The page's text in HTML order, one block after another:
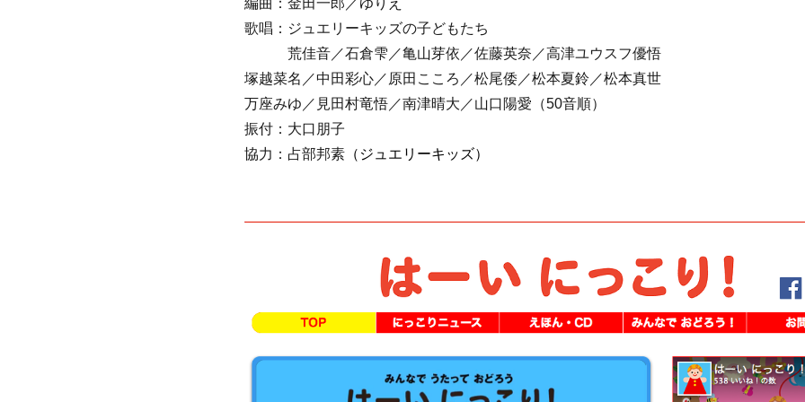
編曲：金田一郎／ゆりえ
歌唱：ジュエリーキッズの子どもたち
荒佳音／石倉雫／亀山芽依／佐藤英奈／高津ユウスフ優悟
塚越菜名／中田彩心／原田こころ／松尾倭／松本夏鈴／松本真世
万座みゆ／見田村竜悟／南津晴大／山口陽愛（50音順）
振付：大口朋子
協力：占部邦素 （ジュエリーキッズ）